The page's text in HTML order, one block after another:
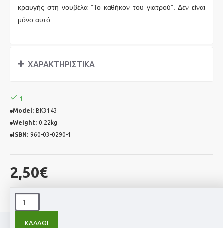
κραυγής στη νουβέλα "Το καθήκον του γιατρού". Δεν είναι
μόνο αυτό.
ΧΑΡΑΚΤΗΡΙΣΤΙΚΆ
2,50€
1
Model: BK3143
Weight: 0.22kg
ISBN: 960-03-0290-1
ΚΑΛΆΘΙ